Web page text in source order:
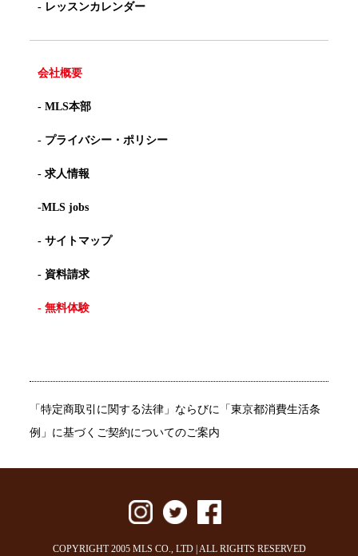
- レッスンカレンダー
会社概要
- MLS本部
- プライバシー・ポリシー
- 求人情報
-MLS jobs
- サイトマップ
- 資料請求
- 無料体験
「特定商取引に関する法律」ならびに「東京都消費生活条
例」に基づくご契約についてのご案内
COPYRIGHT 2005 MLS CO., LTD | ALL RIGHTS RESERVED